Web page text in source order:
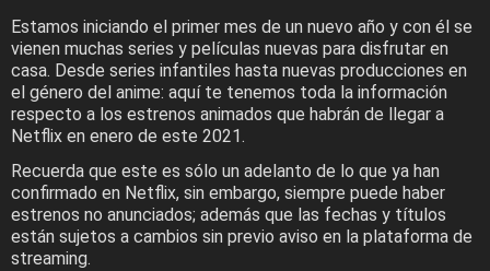
Estamos iniciando el primer mes de un nuevo año y con él se
vienen muchas series y películas nuevas para disfrutar en
casa. Desde series infantiles hasta nuevas producciones en
el género del anime: aquí te tenemos toda la información
respecto a los estrenos animados que habrán de llegar a
Netflix en enero de este 2021.
Recuerda que este es sólo un adelanto de lo que ya han
confirmado en Netflix, sin embargo, siempre puede haber
estrenos no anunciados; además que las fechas y títulos
están sujetos a cambios sin previo aviso en la plataforma de
streaming.